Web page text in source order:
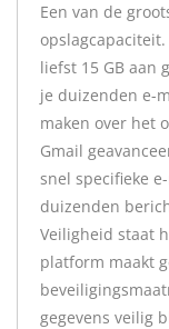
Een van de
liefst 15 GB aan
je duizenden e-
maken over het
Gmail
snel specifieke
duizenden
Veiligheid staat
platform maakt
gegevens veilig